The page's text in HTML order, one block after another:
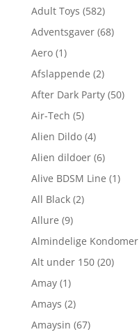
Adult Toys (582)
Adventsgaver (68)
Aero (1)
Afslappende (2)
After Dark Party (50)
Air-Tech (5)
Alien Dildo (4)
Alien dildoer (6)
Alive BDSM Line (1)
All Black (2)
Allure (9)
Almindelige Kondomer
Alt under 150 (20)
Amay (1)
Amays (2)
Amaysin (67)